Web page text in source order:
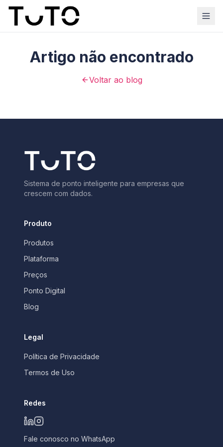
Artigo não encontrado
Voltar ao blog
Sistema de ponto inteligente para empresas que
crescem com dados.
Produto
Produtos
Plataforma
Preços
Ponto Digital
Blog
Legal
Política de Privacidade
Termos de Uso
Redes
Fale conosco no WhatsApp